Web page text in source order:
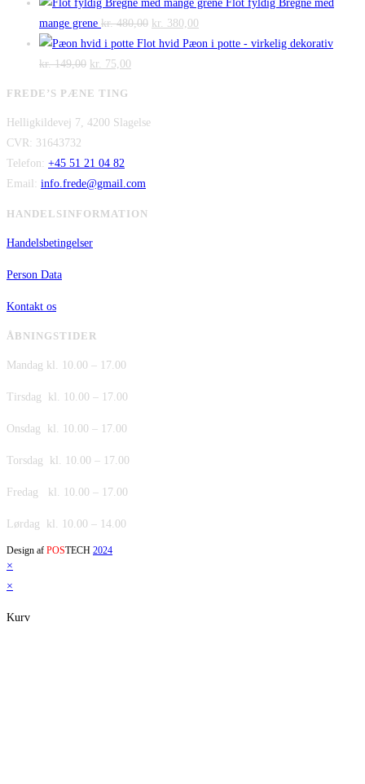
var:
er:
Flot fyldig Bregne med
mange grene kr.480,00 Den
oprindelige
kr. 380,00
aktuelle
Flot hvid Pæon i potte - virkelig dekorativ
kr.149,00 Den
var:
kr. 75,00
er:
FREDE’S PÆNE TING
Helligkildevej 7, 4200 Slagelse
CVR: 31643732
Telefon: +45 51 21 04 82
Email: info.frede@gmail.com
HANDELSINFORMATION
Handelsbetingelser
Person Data
Kontakt os
ÅBNINGSTIDER
Mandag kl. 10.00 – 17.00
Tirsdag kl. 10.00 – 17.00
Onsdag kl. 10.00 – 17.00
Torsdag kl. 10.00 – 17.00
Fredag kl. 10.00 – 17.00
Lørdag kl. 10.00 – 14.00
Design af POSTECH 2024
×
×
Kurv